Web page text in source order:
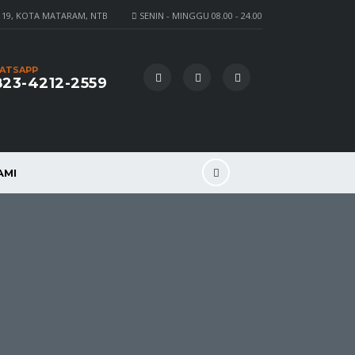
SENIN - MINGGU 08.00 - 24.00
KOTA MATARAM, NTB
4212-2559